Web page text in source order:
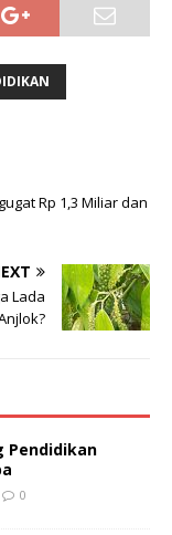
Rp 1,3 Miliar dan
Lada
Pendidikan
0